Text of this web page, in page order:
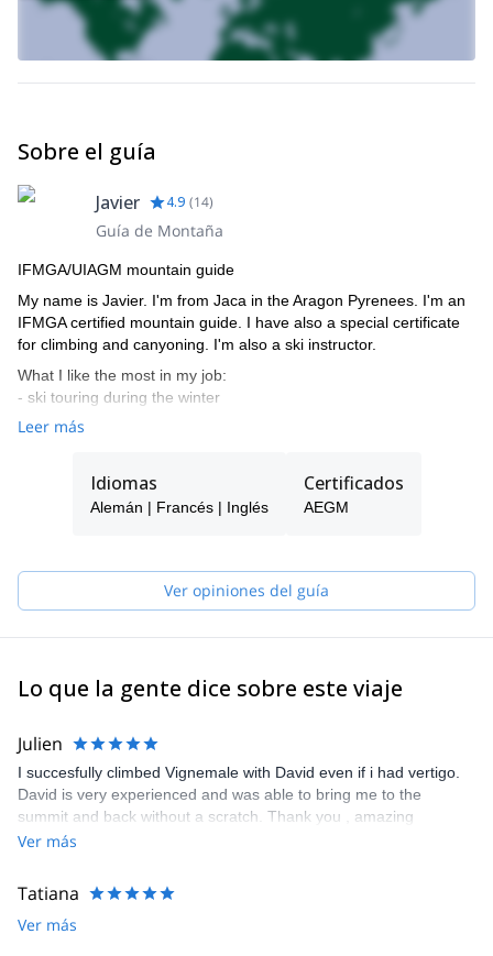
Sobre el guía
Javier 4.9 (14)
Guía de Montaña
IFMGA/UIAGM mountain guide
My name is Javier. I'm from Jaca in the Aragon Pyrenees. I'm an
IFMGA certified mountain guide. I have also a special certificate
for climbing and canyoning. I'm also a ski instructor.
What I like the most in my job:
- ski touring during the winter
- mountaineering in the Pyrenees during the summer
Please get in touch with me and let me guide you across these
beautiful mountains of the Pyrenees ! I know every corner of
them. I will be happy to show you the beautiful secret spots here.
Leer más
Idiomas
Alemán | Francés | Inglés
Certificados
AEGM
Ver opiniones del guía
Lo que la gente dice sobre este viaje
Julien
I succesfully climbed Vignemale with David even if i had vertigo.
David is very experienced and was able to bring me to the
summit and back without a scratch. Thank you , amazing
experience I highly recommend.
Ver más
Tatiana
Ver más